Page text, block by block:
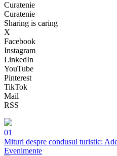
Curatenie
Curatenie
Sharing is caring
X
Facebook
Instagram
LinkedIn
YouTube
Pinterest
TikTok
Mail
RSS
01
Mituri despre condusul turistic:
Evenimente